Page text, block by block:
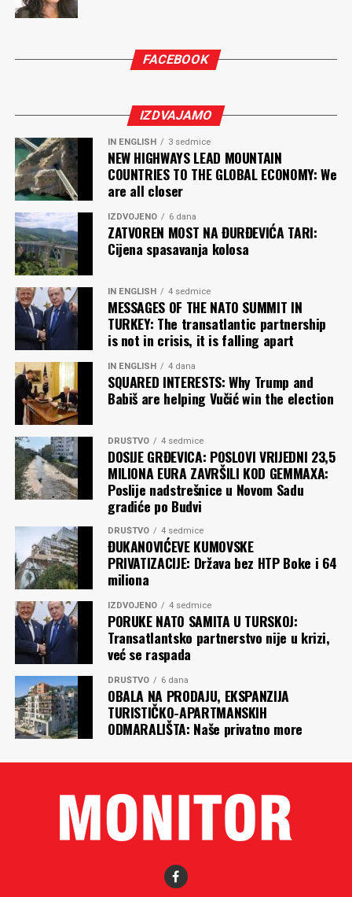
FACEBOOK
IZDVAJAMO
IN ENGLISH 3 sedmice
NEW HIGHWAYS LEAD MOUNTAIN
COUNTRIES TO THE GLOBAL ECONOMY: We
are all closer
IZDVOJENO 6 dana
ZATVOREN MOST NA ĐURĐEVIĆA TARI:
Cijena spasavanja kolosa
IN ENGLISH 4 sedmice
MESSAGES OF THE NATO SUMMIT IN
TURKEY: The transatlantic partnership
is not in crisis, it is falling apart
IN ENGLISH 4 dana
SQUARED INTERESTS: Why Trump and
Babiš are helping Vučić win the election
DRUŠTVO 4 sedmice
DOSIJE GRĐEVICA: POSLOVI VRIJEDNI 23,5
MILIONA EURA ZAVRŠILI KOD GEMMAXA:
Poslije nadstrešnice u Novom Sadu
gradiće po Budvi
DRUŠTVO 4 sedmice
ĐUKANOVIĆEVE KUMOVSKE
PRIVATIZACIJE: Država bez HTP Boke i 64
miliona
IZDVOJENO 4 sedmice
PORUKE NATO SAMITA U TURSKOJ:
Transatlantsko partnerstvo nije u krizi,
već se raspada
DRUŠTVO 6 dana
OBALA NA PRODAJU, EKSPANZIJA
TURISTIČKO-APARTMANSKIH
ODMARALIŠTA: Naše privatno more